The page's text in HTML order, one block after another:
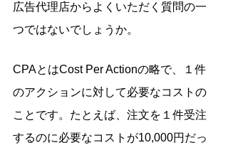
広告代理店からよくいただく質問の一
つではないでしょうか。
CPAとはCost Per Actionの略で、１件
のアクションに対して必要なコストの
ことです。たとえば、注文を１件受注
するのに必要なコストが10,000円だっ